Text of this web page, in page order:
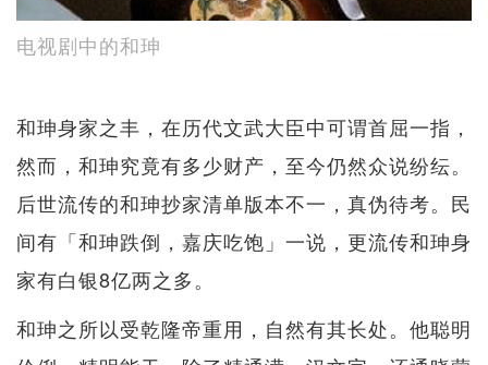
电视剧中的和珅
和珅身家之丰，在历代文武​​大臣中可谓首屈一指，
然而，和珅究竟有多少财产，至今仍然众说纷纭。
后世流传的和珅抄家清单版本不一，真伪待考。民
间有「和珅跌倒，嘉庆吃饱」一说，更流传和珅身
家有白银8亿两之多。
和珅之所以受乾隆帝重用，自然有其长处。他聪明